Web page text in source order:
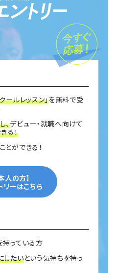
ールレッスン」を無料で受
、デビュー・就職へ向けて
る！
とができる！
人の方】
リーはこちら
持っている方
したいという気持ちを持っ